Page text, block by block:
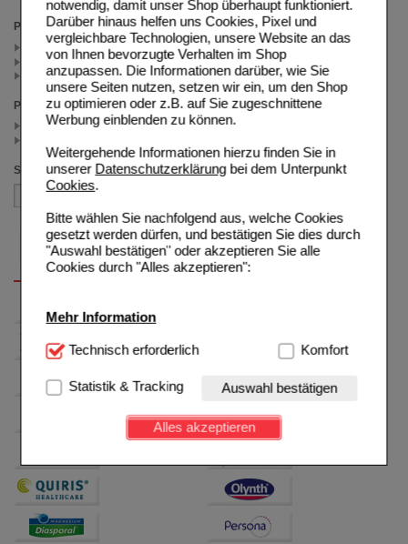
notwendig, damit unser Shop überhaupt funktioniert.
Darüber hinaus helfen uns Cookies, Pixel und
vergleichbare Technologien, unsere Website an das
von Ihnen bevorzugte Verhalten im Shop
anzupassen. Die Informationen darüber, wie Sie
unsere Seiten nutzen, setzen wir ein, um den Shop
zu optimieren oder z.B. auf Sie zugeschnittene
Werbung einblenden zu können.
Weitergehende Informationen hierzu finden Sie in
unserer Datenschutzerklärungbei dem Unterpunkt
Cookies.
Bitte wählen Sie nachfolgend aus, welche Cookies
gesetzt werden dürfen, und bestätigen Sie dies durch
"Auswahl bestätigen" oder akzeptieren Sie alle
Cookies durch "Alles akzeptieren":
Mehr Information
Technisch Notwendig:Hierbei handelt es sich um
Website notwendig sind (z.B. Navigation, Warenkorb,
Kundenkonto), weshalb auf diese nicht verzichtet
werden kann.
Einkaufserlebnis noch ansprechender zu gestalten,
beispielsweise für die Wiedererkennung des
Besuchers oder unsere Seite an bevorzugte
Verhaltensweisen (z.B. Spracheinstellung)
anzupassen. Komfort-Cookies ermöglichen es uns
Technisch erforderlich Komfort
Statistik & Tracking Auswahl bestätigen
Alles akzeptieren
Packungsgröße
2X56 St (1)
2X28 St (1)
2X112 St (1)
Preis
< 50.00 (2)
Sortieren nach